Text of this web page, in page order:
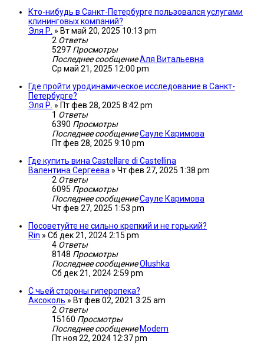
Кто-нибудь в Санкт-Петербурге пользовался услугами
клининговых компаний?
Эля Р. » Вт май 20, 2025 10:13 pm
2 Ответы
5297 Просмотры
Последнее сообщениеАля Витальевна
Ср май 21, 2025 12:00 pm
Где пройти уродинамическое исследование в Санкт-
Петербурге?
Эля Р. » Пт фев 28, 2025 8:42 pm
1 Ответы
6390 Просмотры
Последнее сообщениеСауле Каримова
Пт фев 28, 2025 9:10 pm
Где купить вина Castellare di Castellina
Валентина Сергеева » Чт фев 27, 2025 1:38 pm
2 Ответы
6095 Просмотры
Последнее сообщениеСауле Каримова
Чт фев 27, 2025 1:53 pm
Посоветуйте не сильно крепкий и не горький?
Rin » Сб дек 21, 2024 2:15 pm
4 Ответы
8148 Просмотры
Последнее сообщениеOlushka
Сб дек 21, 2024 2:59 pm
С чьей стороны гиперопека?
Аксоколь » Вт фев 02, 2021 3:25 am
2 Ответы
15160 Просмотры
Последнее сообщение Modem
Пт ноя 22, 2024 12:37 pm